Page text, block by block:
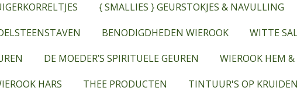
{ SMALLIES } GEURSTOKJES & NAVULLING
BENODIGDHEDEN WIEROOK
WITTE
DE MOEDER’S SPIRITUELE GEUREN
WIEROOK HEM
HARS
THEE PRODUCTEN TINTUUR'S OP